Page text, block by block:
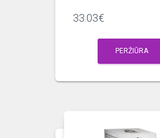
33.03€
PERŽIŪRA